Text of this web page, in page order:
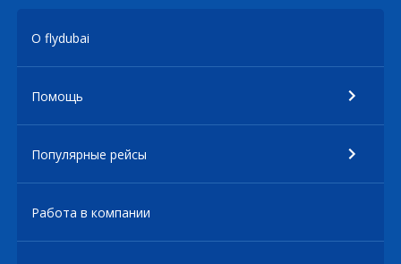
О flydubai
Помощь
Популярные рейсы
Работа в компании